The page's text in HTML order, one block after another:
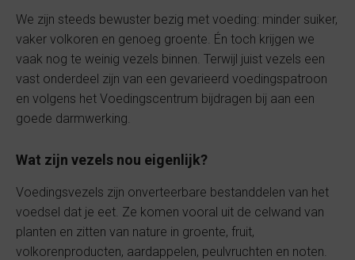
We zijn steeds bewuster bezig met voeding: minder suiker,
vaker volkoren en genoeg groente. Én toch krijgen we
vaak nog te weinig vezels binnen. Terwijl juist vezels een
vast onderdeel zijn van een gevarieerd voedingspatroon
en volgens het Voedingscentrum bijdragen bij aan een
goede darmwerking.
Wat zijn vezels nou eigenlijk?
Voedingsvezels zijn onverteerbare bestanddelen van het
voedsel dat je eet. Ze komen vooral uit de celwand van
planten en zitten van nature in groente, fruit,
volkorenproducten, aardappelen, peulvruchten en noten.